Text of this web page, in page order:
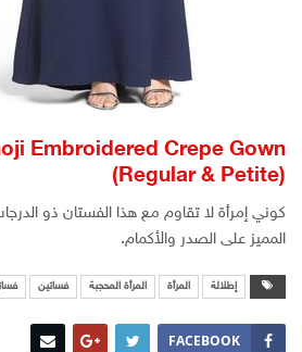
Embroidered Crepe Gown
(Regular & Petite)
كوني إمرأة لا تقاوم مع هذا الفستان ذو الدرجات
المميز على الصدر والأكمام.
إطلالة المرأة المرأة المحجبة فساتين
FACEBOOK